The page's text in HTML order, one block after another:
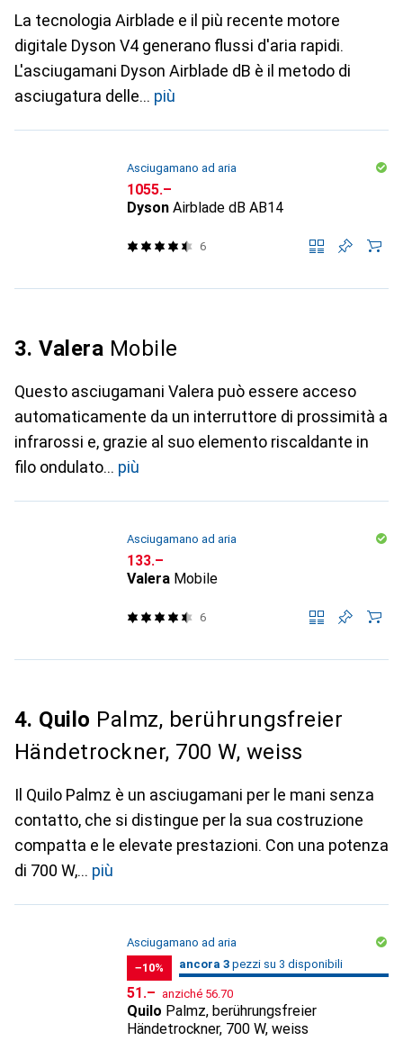
La tecnologia Airblade e il più recente motore
digitale Dyson V4 generano flussi d'aria rapidi.
L'asciugamani Dyson Airblade dB è il metodo di
asciugatura delle
più
Asciugamano ad aria
CHF
1055.–
Dyson Airblade dB AB14
6
3. Valera Mobile
Questo asciugamani Valera può essere acceso
automaticamente da un interruttore di prossimità a
infrarossi e, grazie al suo elemento riscaldante in
filo ondulato
più
Asciugamano ad aria
CHF
133.–
Valera Mobile
6
4. Quilo Palmz, berührungsfreier
Händetrockner, 700 W, weiss
Il Quilo Palmz è un asciugamani per le mani senza
contatto, che si distingue per la sua costruzione
compatta e le elevate prestazioni. Con una potenza
di 700 W,
più
Asciugamano ad aria
−10%
3 / 3
3 / 3 in vendita
ancora 3 pezzi su 3 disponibili
CHF
51.– anziché CHF
56.70
Quilo Palmz, berührungsfreier
Händetrockner, 700 W, weiss